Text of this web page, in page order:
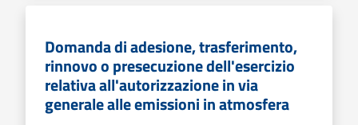
Domanda di adesione, trasferimento,
rinnovo o presecuzione dell'esercizio
relativa all'autorizzazione in via
generale alle emissioni in atmosfera